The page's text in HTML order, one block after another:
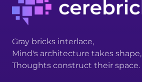
Gray bricks interlace,
Mind's architecture takes shape,
Thoughts construct their space.